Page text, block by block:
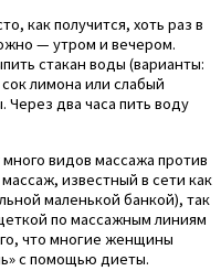
как получится, хоть раз в
— утром и вечером.
стакан воды (варианты:
лимона или слабый
Через два часа пить воду
видов массажа против
известный в сети как
маленькой банкой), так
по массажным линиям
что многие женщины
с помощью диеты.